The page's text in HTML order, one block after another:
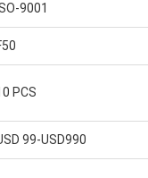
9001
PCS
99-USD990